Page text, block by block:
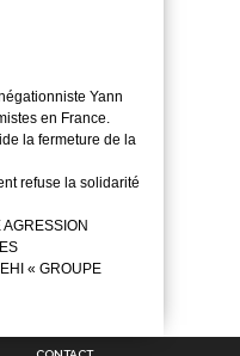
Yann
en France.
la fermeture de la
refuse la solidarité
AGRESSION
« GROUPE